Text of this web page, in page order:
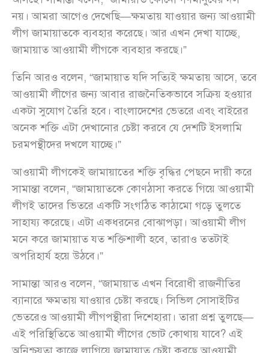
নয়। আমরা আগেও দেখেছি—ক্ষমতায় যাওয়ার জন্য আওয়ামী
লীগ জামায়াতকে ব্যবহার করেছে। আর এখন দেখা যাচ্ছে,
জামায়াত আওয়ামী লীগকে ব্যবহার করছে।”
তিনি আরও বলেন, “জামায়াত যদি সত্যিই ক্ষমতায় আসে, তবে
আওয়ামী লীগের জন্য আবার রাজনৈতিকভাবে সক্রিয় হওয়ার
একটা সুযোগ তৈরি হবে। বাংলাদেশের ভেতরে এবং বাইরের
অনেক শক্তি এটা দেখানোর চেষ্টা করবে যে দেশটি ইসলামি
চরমপন্থীদের দখলে যাচ্ছে।”
আওয়ামী লীগকেই জামায়াতের শক্তি বৃদ্ধির পেছনে দায়ী করে
সামান্তা বলেন, “জামায়াতকে কোণঠাসা করতে গিয়ে আওয়ামী
লীগই তাদের ভিতরে একটি সংগঠিত কাঠামো গড়ে তুলতে
সাহায্য করেছে। এটা একধরনের বোঝাপড়া। আওয়ামী লীগ
মনে করে জামায়াত যত শক্তিশালী হবে, তারাও ততটাই
অপরিহার্য হয়ে উঠবে।”
সামান্তা আরও বলেন, “জামায়াত এখন বিরোধী রাজনীতির
ব্যানারে ক্ষমতায় যাওয়ার চেষ্টা করছে। সিভিল সোসাইটির
ভেতরেও আওয়ামী লীগপন্থীরা দিশেহারা। তারা প্রশ্ন তুলছে—
এই পরিস্থিতিতে আওয়ামী লীগের ভোট কোথায় যাবে? এই